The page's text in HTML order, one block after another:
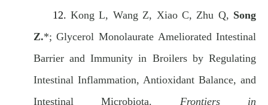
12. Kong L, Wang Z, Xiao C, Zhu Q, Song
Z.*; Glycerol Monolaurate Ameliorated Intestinal
Barrier and Immunity in Broilers by Regulating
Intestinal Inflammation, Antioxidant Balance, and
Intestinal Microbiota. Frontiers in